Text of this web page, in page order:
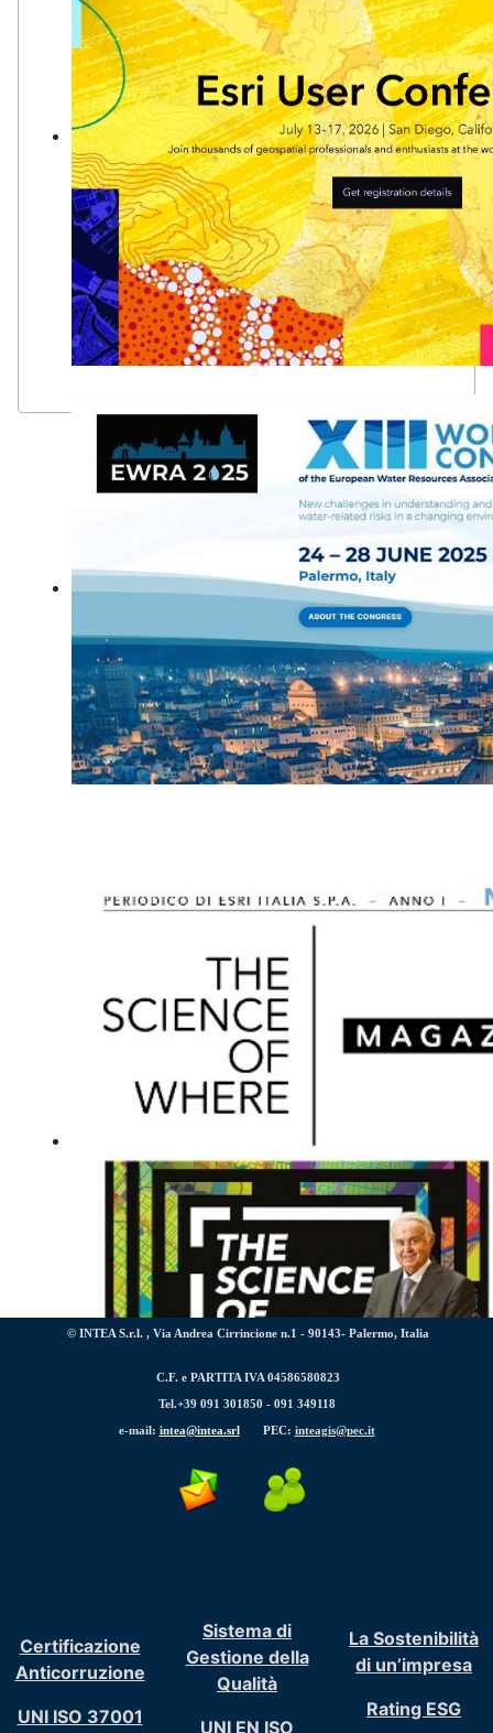
La tecnologia dei sistemi informativi geografici (GIS) crea
trasformando la scienza del "dove" in comprensione
comunità, imprese e pianeta.
Learn more
© INTEA S.r.l. , Via Andrea Cirrincione n.1 - 90143- Palermo, Italia
C.F. e PARTITA IVA 04586580823
Tel.+39 091 301850 - 091 349118
e-mail: intea@intea.srl PEC: inteagis@pec.it
Certificazione
Anticorruzione
UNI ISO 37001
Sistema di
Gestione della
Qualità
UNI EN ISO
La Sostenibilità
di un’impresa
Rating ESG